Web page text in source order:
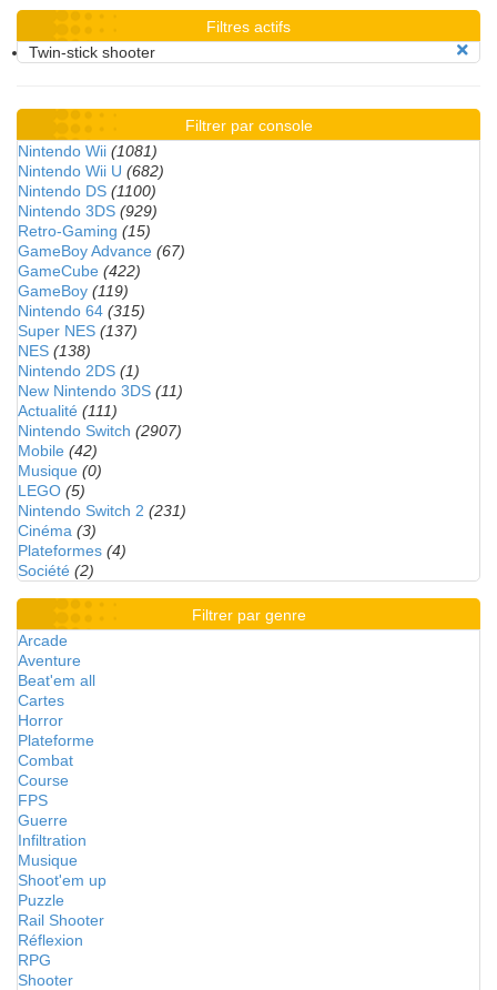
Filtres actifs
Twin-stick shooter
Filtrer par console
Nintendo Wii (1081)
Nintendo Wii U (682)
Nintendo DS (1100)
Nintendo 3DS (929)
Retro-Gaming (15)
GameBoy Advance (67)
GameCube (422)
GameBoy (119)
Nintendo 64 (315)
Super NES (137)
NES (138)
Nintendo 2DS (1)
New Nintendo 3DS (11)
Actualité (111)
Nintendo Switch (2907)
Mobile (42)
Musique (0)
LEGO (5)
Nintendo Switch 2 (231)
Cinéma (3)
Plateformes (4)
Société (2)
Filtrer par genre
Arcade
Aventure
Beat'em all
Cartes
Horror
Plateforme
Combat
Course
FPS
Guerre
Infiltration
Musique
Shoot'em up
Puzzle
Rail Shooter
Réflexion
RPG
Shooter